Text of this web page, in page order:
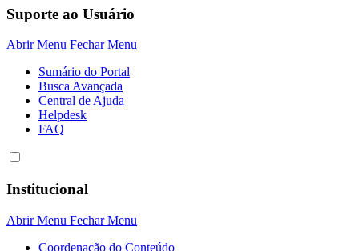
Suporte ao Usuário
Abrir Menu Fechar Menu
Sumário do Portal
Busca Avançada
Central de Ajuda
Helpdesk
FAQ
Institucional
Abrir Menu Fechar Menu
Coordenação do Conteúdo